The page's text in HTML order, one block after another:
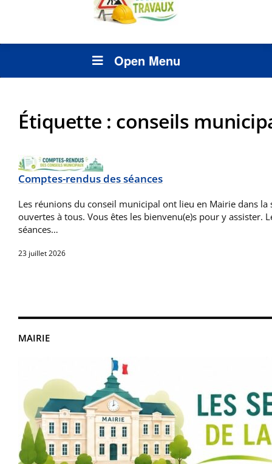
Open Menu
MAIRIE
Étiquette : conseils
Comptes-rendus des séances
Les réunions du conseil municipal ont lieu en Mairie dans la
ouvertes à tous. Vous êtes les bienvenu(e)s pour y assister.
séances…
23 juillet 2026